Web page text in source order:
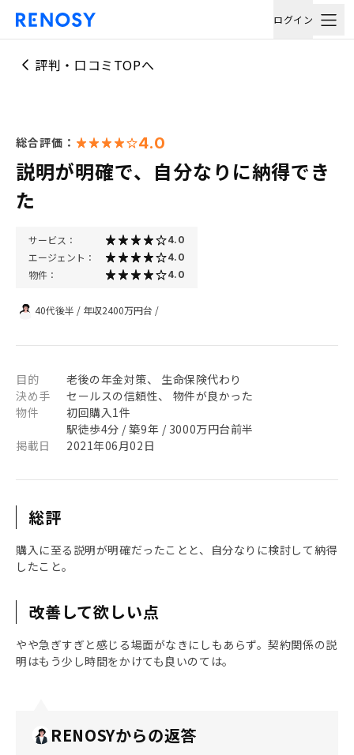
ログイン
評判・口コミTOPへ
総合評価： 4.0
説明が明確で、自分なりに納得でき
た
サービス： 4.0
エージェント： 4.0
物件： 4.0
40代後半 / 年収2400万円台 /
目的
老後の年金対策、 生命保険代わり
決め手
セールスの信頼性、 物件が良かった
物件
初回購入1件
駅徒歩4分 / 築9年 / 3000万円台前半
掲載日
2021年06月02日
総評
購入に至る説明が明確だったことと、自分なりに検討して納得
したこと。
改善して欲しい点
やや急ぎすぎと感じる場面がなきにしもあらず。契約関係の説
明はもう少し時間をかけても良いのては。
RENOSYからの返答